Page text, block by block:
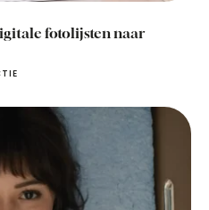
fotolijsten naar